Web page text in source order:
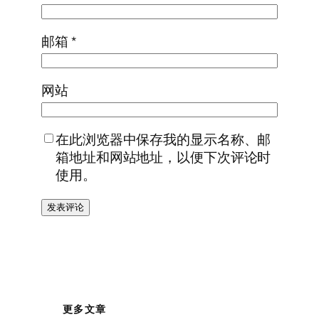
邮箱*
网站
在此浏览器中保存我的显示名称、邮
箱地址和网站地址，以便下次评论时
使用。
更多文章